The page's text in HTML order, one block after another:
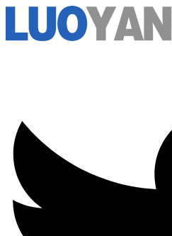
텐
뛰
기